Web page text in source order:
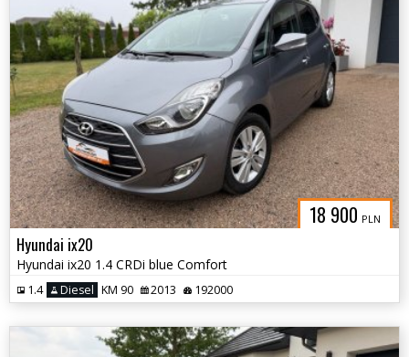
18 900 PLN
Hyundai ix20
Hyundai ix20 1.4 CRDi blue Comfort
1.4 Diesel KM 90 2013 192000